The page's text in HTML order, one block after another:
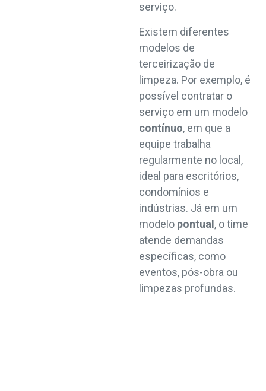
serviço.
Existem diferentes
modelos de
terceirização de
limpeza. Por exemplo, é
possível contratar o
serviço em um modelo
contínuo, em que a
equipe trabalha
regularmente no local,
ideal para escritórios,
condomínios e
indústrias. Já em um
modelo pontual, o time
atende demandas
específicas, como
eventos, pós-obra ou
limpezas profundas.